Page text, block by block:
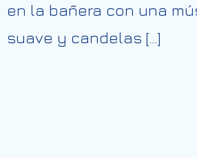
en la bañera con una
suave y candelas […]